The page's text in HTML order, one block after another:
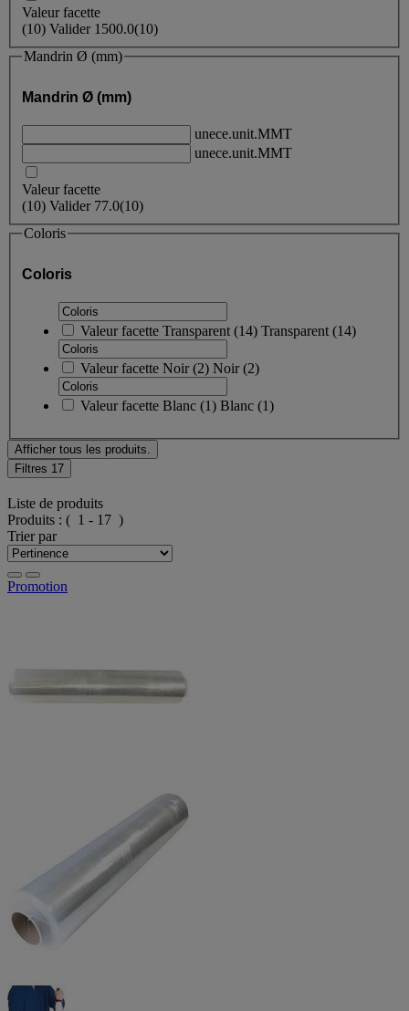
Valeur facette
(10) Valider 1500.0(10)
Mandrin Ø (mm)
Mandrin Ø (mm)
unece.unit.MMT
unece.unit.MMT
Valeur facette
(10) Valider 77.0(10)
Coloris
Coloris
Valeur facette Transparent (14) Transparent (14)
Valeur facette Noir(2) Noir(2)
Valeur facette Blanc (1) Blanc (1)
Afficher tous les produits.
Filtres 17
Liste de produits
Produits : ( 1 - 17 )
Trier par
Promotion